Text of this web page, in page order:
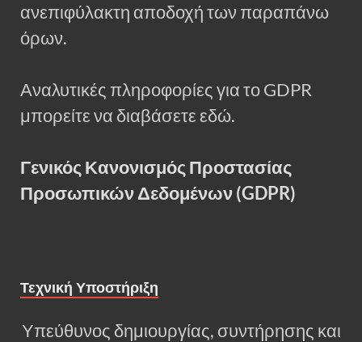
ανεπιφύλακτη αποδοχή των παραπάνω
όρων.
Αναλυτικές πληροφορίες για το GDPR
μπορείτε να διαβάσετε εδώ.
Γενικός Κανονισμός Προστασίας
Προσωπικών Δεδομένων (GDPR)
Τεχνική Υποστήριξη
Υπεύθυνος δημιουργίας, συντήρησης και